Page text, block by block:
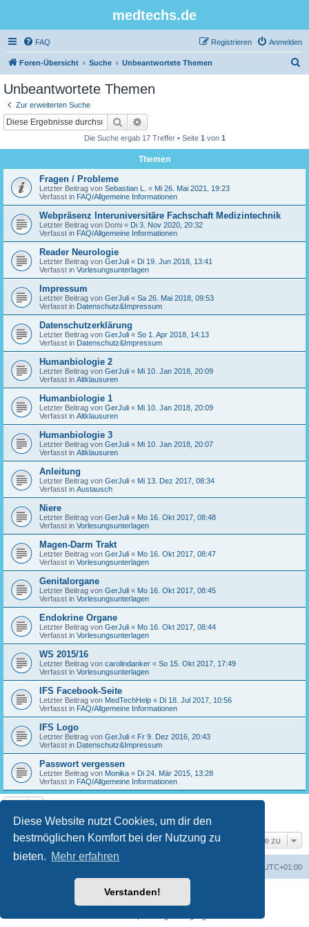
Diese Website nutzt Cookies, um dir den
bestmöglichen Komfort bei der Nutzung zu
bieten. Mehr erfahren
Verstanden!
medtechs.de
FAQ Anmelden
Registrieren
Foren-Übersicht Suche Unbeantwortete Themen
Unbeantwortete Themen
Zur erweiterten Suche
Suche
Die Suche ergab 17 Treffer • Seite 1 von 1
Themen
Fragen / Probleme
Letzter Beitrag von Sebastian L. « Mi 26. Mai 2021, 19:23
Verfasst in FAQ/Allgemeine Informationen
Webpräsenz Interuniversitäre Fachschaft Medizintechnik
Letzter Beitrag von Domi « Di 3. Nov 2020, 20:32
Verfasst in FAQ/Allgemeine Informationen
Reader Neurologie
Letzter Beitrag von GerJuli « Di 19. Jun 2018, 13:41
Verfasst in Vorlesungsunterlagen
Impressum
Letzter Beitrag von GerJuli « Sa 26. Mai 2018, 09:53
Verfasst in Datenschutz&Impressum
Datenschutzerklärung
Letzter Beitrag von GerJuli « So 1. Apr 2018, 14:13
Verfasst in Datenschutz&Impressum
Humanbiologie 2
Letzter Beitrag von GerJuli « Mi 10. Jan 2018, 20:09
Verfasst in Altklausuren
Humanbiologie 1
Letzter Beitrag von GerJuli « Mi 10. Jan 2018, 20:09
Verfasst in Altklausuren
Humanbiologie 3
Letzter Beitrag von GerJuli « Mi 10. Jan 2018, 20:07
Verfasst in Altklausuren
Anleitung
Letzter Beitrag von GerJuli « Mi 13. Dez 2017, 08:34
Verfasst in Austausch
Niere
Letzter Beitrag von GerJuli « Mo 16. Okt 2017, 08:48
Verfasst in Vorlesungsunterlagen
Magen-Darm Trakt
Letzter Beitrag von GerJuli « Mo 16. Okt 2017, 08:47
Verfasst in Vorlesungsunterlagen
Genitalorgane
Letzter Beitrag von GerJuli « Mo 16. Okt 2017, 08:45
Verfasst in Vorlesungsunterlagen
Endokrine Organe
Letzter Beitrag von GerJuli « Mo 16. Okt 2017, 08:44
Verfasst in Vorlesungsunterlagen
WS 2015/16
Letzter Beitrag von carolindanker « So 15. Okt 2017, 17:49
Verfasst in Vorlesungsunterlagen
IFS Facebook-Seite
Letzter Beitrag von MedTechHelp « Di 18. Jul 2017, 10:56
Verfasst in FAQ/Allgemeine Informationen
IFS Logo
Letzter Beitrag von GerJuli « Fr 9. Dez 2016, 20:43
Verfasst in Datenschutz&Impressum
Passwort vergessen
Letzter Beitrag von Monika « Di 24. Mär 2015, 13:28
Verfasst in FAQ/Allgemeine Informationen
Die Suche ergab 17 Treffer • Seite 1 von
Gehe zu
UTC+01:00
Powered byphpBB® Forum Software © phpBB Limited
phpBB.de